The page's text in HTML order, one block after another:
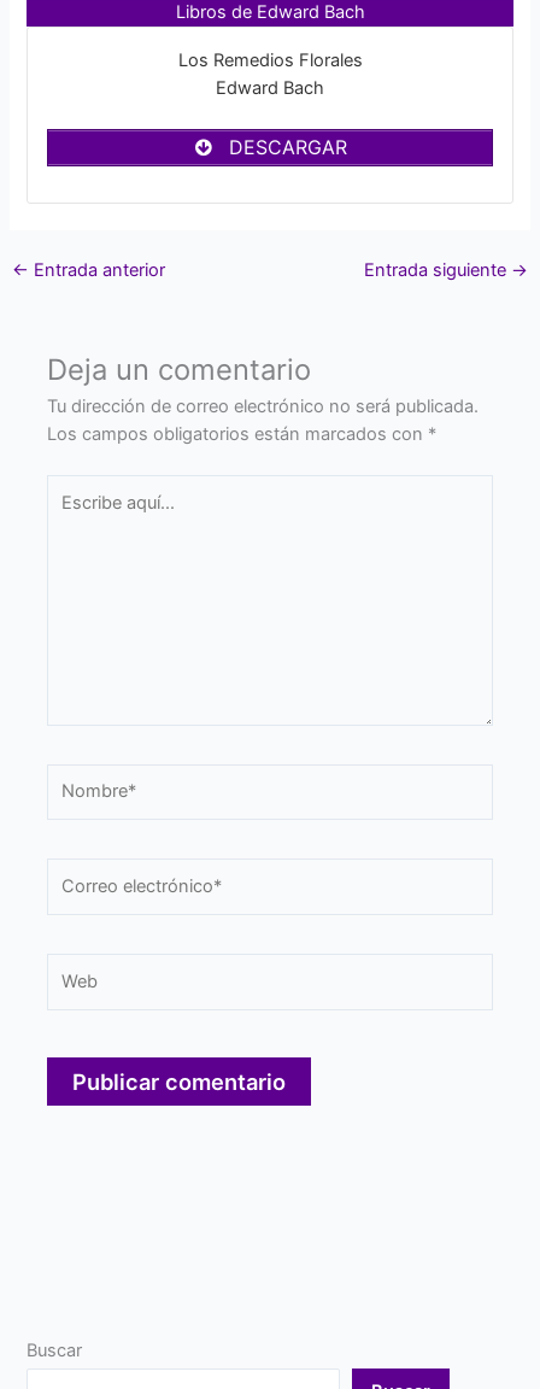
Libros de Edward Bach
Los Remedios Florales
Edward Bach
DESCARGAR
← Entrada anterior Entrada siguiente →
Deja un comentario
Tu dirección de correo electrónico no será publicada.
Los campos obligatorios están marcados con *
aquí...
electrónico*
Buscar